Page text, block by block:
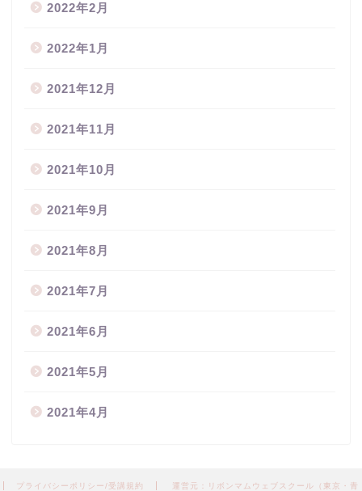
2022年2月
2022年1月
2021年12月
2021年11月
2021年10月
2021年9月
2021年8月
2021年7月
2021年6月
2021年5月
2021年4月
プライバシーポリシー/受講規約 運営元：リボンマムウェブスクール（東京・青